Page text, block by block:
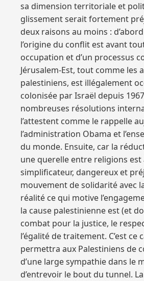
sa dimension territoriale et
glissement serait fortement
deux raisons au moins :
l’origine du conflit est avant
occupation et d’un processus
Jérusalem-Est, tout comme les
palestiniens, est illégalement
colonisée par Israël depuis
nombreuses résolutions
l’attestent comme le rappelle
l’administration Obama et
du monde. Ensuite, car la
une querelle entre religions est
simplificateur, dangereux et
mouvement de solidarité avec
réalité ce qui motive
la cause palestinienne est (et
combat pour la justice, le
l’égalité de traitement. C’est ce
permettra aux Palestiniens de
d’une large sympathie dans le
d’entrevoir le bout du tunnel.